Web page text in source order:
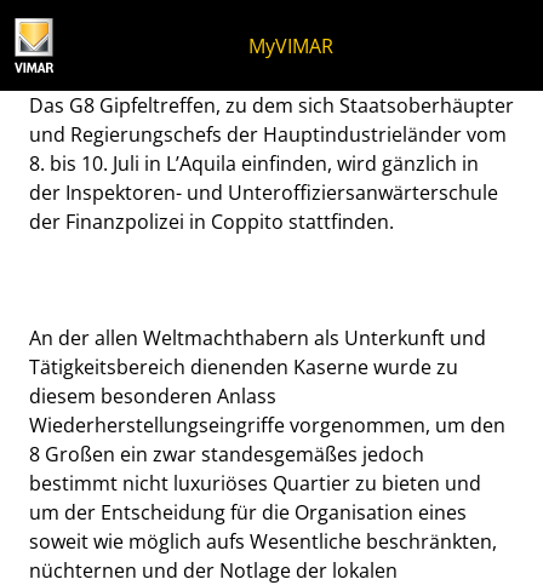
MyVIMAR
Plana beim G8 Treffen in
Das G8 Gipfeltreffen, zu dem sich Staatsoberhäupter
und Regierungschefs der Hauptindustrieländer vom
8. bis 10. Juli in L’Aquila einfinden, wird gänzlich in
der Inspektoren- und Unteroffiziersanwärterschule
der Finanzpolizei in Coppito stattfinden.
An der allen Weltmachthabern als Unterkunft und
Tätigkeitsbereich dienenden Kaserne wurde zu
diesem besonderen Anlass
Wiederherstellungseingriffe vorgenommen, um den
8 Großen ein zwar standesgemäßes jedoch
bestimmt nicht luxuriöses Quartier zu bieten und
um der Entscheidung für die Organisation eines
soweit wie möglich aufs Wesentliche beschränkten,
nüchternen und der Notlage der lokalen